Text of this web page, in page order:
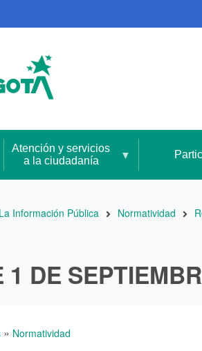
Atención y servicios
a la ciudadanía
Información Pública Normatividad
DE
» Normatividad